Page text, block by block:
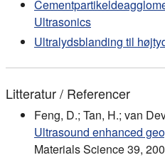
Ultrasonics
Ultralydsblanding til
Litteratur / Referencer
Feng, D.; Tan, H.; van
Ultrasound enhanced
Materials Science 39,